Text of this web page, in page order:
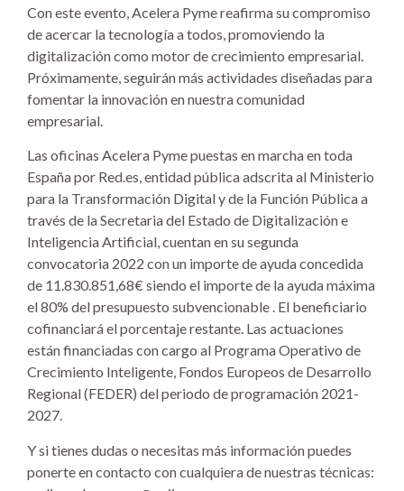
Con este evento, Acelera Pyme reafirma su compromiso
de acercar la tecnología a todos, promoviendo la
digitalización como motor de crecimiento empresarial.
Próximamente, seguirán más actividades diseñadas para
fomentar la innovación en nuestra comunidad
empresarial.
Las oficinas Acelera Pyme puestas en marcha en toda
España por Red.es, entidad pública adscrita al Ministerio
para la Transformación Digital y de la Función Pública a
través de la Secretaria del Estado de Digitalización e
Inteligencia Artificial, cuentan en su segunda
convocatoria 2022 con un importe de ayuda concedida
de 11.830.851,68€ siendo el importe de la ayuda máxima
el 80% del presupuesto subvencionable . El beneficiario
cofinanciará el porcentaje restante. Las actuaciones
están financiadas con cargo al Programa Operativo de
Crecimiento Inteligente, Fondos Europeos de Desarrollo
Regional (FEDER) del periodo de programación 2021-
2027.
Y si tienes dudas o necesitas más información puedes
ponerte en contacto con cualquiera de nuestras técnicas: